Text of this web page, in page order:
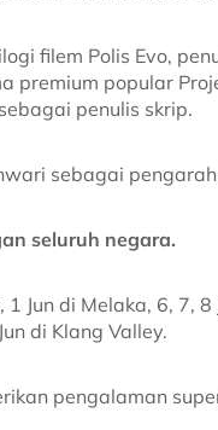
filem Polis Evo,
popular
penulis skrip.
sebagai
seluruh negara.
Jun di Melaka, 6, 7, 8
di Klang Valley.
pengalaman